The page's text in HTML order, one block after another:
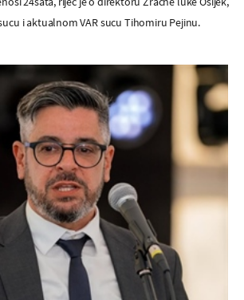
i aktualnom VAR sucu Tihomiru Pejinu.